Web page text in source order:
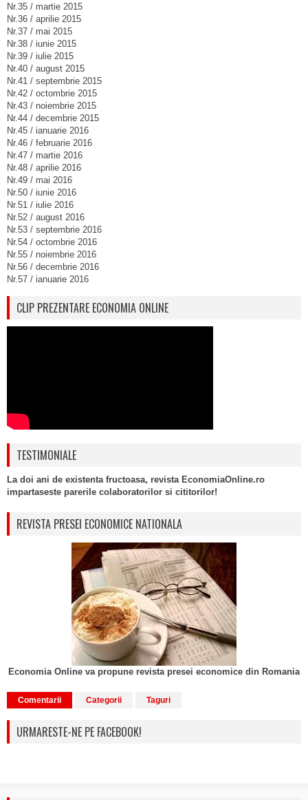
Nr.35 / martie 2015
Nr.36 / aprilie 2015
Nr.37 / mai 2015
Nr.38 / iunie 2015
Nr.39 / iulie 2015
Nr.40 / august 2015
Nr.41 / septembrie 2015
Nr.42 / octombrie 2015
Nr.43 / noiembrie 2015
Nr.44 / decembrie 2015
Nr.45 / ianuarie 2016
Nr.46 / februarie 2016
Nr.47 / martie 2016
Nr.48 / aprilie 2016
Nr.49 / mai 2016
Nr.50 / iunie 2016
Nr.51 / iulie 2016
Nr.52 / august 2016
Nr.53 / septembrie 2016
Nr.54 / octombrie 2016
Nr.55 / noiembrie 2016
Nr.56 / decembrie 2016
Nr.57 / ianuarie 2016
CLIP PREZENTARE ECONOMIA ONLINE
TESTIMONIALE
La doi ani de existenta fructoasa, revista EconomiaOnline.ro
impartaseste parerile colaboratorilor si cititorilor!
REVISTA PRESEI ECONOMICE NATIONALA
Economia Online va propune revista presei economice din Romania
Comentarii Categorii Taguri
URMARESTE-NE PE FACEBOOK!